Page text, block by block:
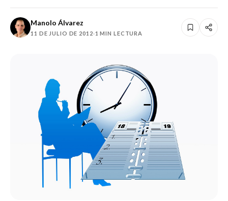
Manolo Álvarez
11 DE JULIO DE 2012·1 MIN LECTURA